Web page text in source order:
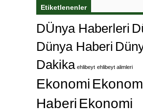
Etiketlenenler
DÜnya Haberleri
Dünya Haberi
Dakika ehlibeyt ehlibeyt alimleri
Ekonomi
Haberi Ekonomi